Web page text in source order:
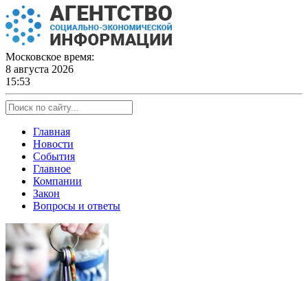
Skip
to
content
Московское время:
8 августа 2026
15:53
Главная
Новости
События
Главное
Компании
Закон
Вопросы и ответы